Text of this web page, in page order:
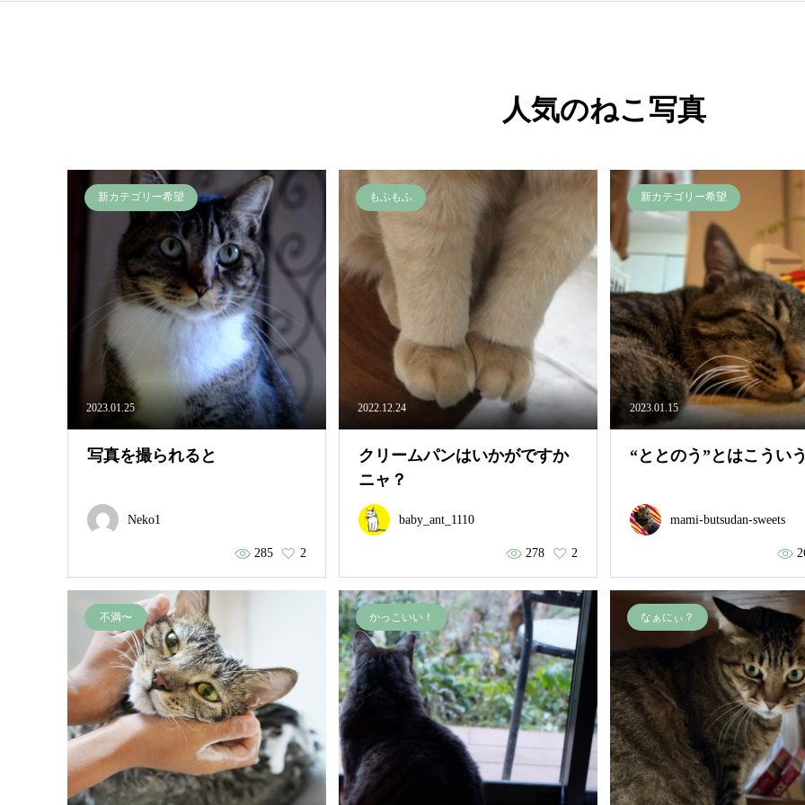
人気のねこ写真
2023.01.25
新カテゴリー希望
写真を撮られると
Neko1
285 2
2022.12.24
もふもふ
クリームパンはいかがですか
ニャ？
baby_ant_1110
278 2
2023.01.15
新カテゴリー希望
“ととのう”とはこうい
mami-butsudan-sweets
不満〜 かっこいい！ なぁにぃ？